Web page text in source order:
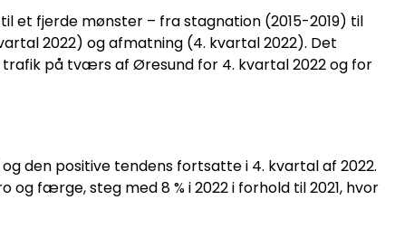
et fjerde mønster – fra stagnation (2015-2019) til
2022) og afmatning (4. kvartal 2022). Det
på tværs af Øresund for 4. kvartal 2022 og for
den positive tendens fortsatte i 4. kvartal af 2022.
færge, steg med 8 % i 2022 i forhold til 2021, hvor